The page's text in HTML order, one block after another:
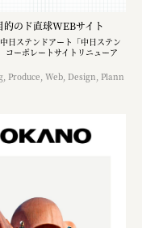
的のド直球WEBサイト
日ステンドアート「中日ステン
コーポレートサイトリニューア
Produce, Web, Design, Plann